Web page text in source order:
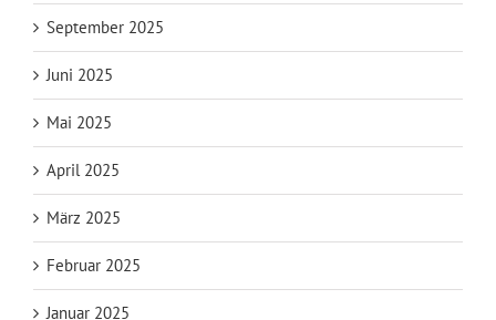
September 2025
Juni 2025
Mai 2025
April 2025
März 2025
Februar 2025
Januar 2025